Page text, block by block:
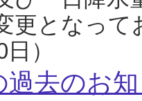
更となっ
）
過去のお